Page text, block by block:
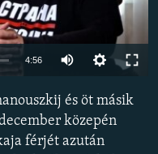
360p
4:56
480p
és öt másik
közepén
férjét azután